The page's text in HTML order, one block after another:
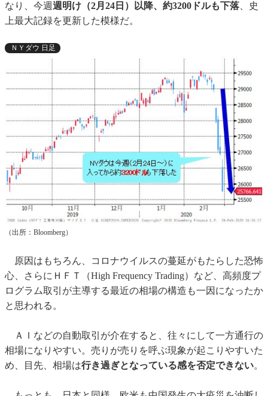
なり、今週週明け（2月24日）以降、約3200ドルも下落 、史
上最大記録を更新した模様だ。
ＮＹダウ 日足
（出所：Bloomberg）
原因はもちろん、コロナウイルスの蔓延がもたらした恐怖
心、さらにＨＦＴ（High Frequency Trading）など、高頻度プ
ログラム取引が主導する最近の相場の構造も一因になったか
と思われる。
ＡＩなどの自動取引が介在すると、往々にして一方通行の
相場になりやすい。売りが売りを呼ぶ現象が起こりやすいた
め、目先、相場は行き過ぎとなっている感を否定できない。